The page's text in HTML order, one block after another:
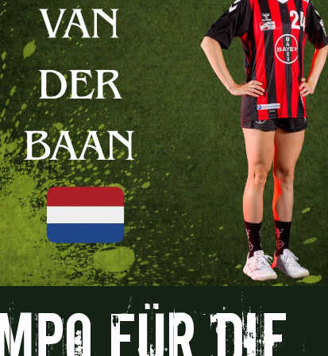
für die